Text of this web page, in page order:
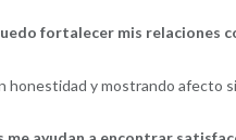
fortalecer mis relaciones
honestidad y mostrando afecto